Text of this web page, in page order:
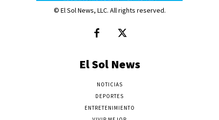
© El Sol News, LLC. All rights reserved.
El Sol News
NOTICIAS
DEPORTES
ENTRETENIMIENTO